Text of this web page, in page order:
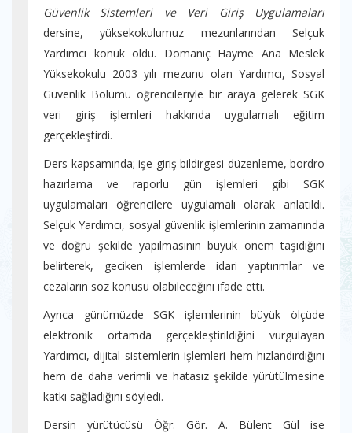
Güvenlik Sistemleri ve Veri Giriş Uygulamaları
dersine, yüksekokulumuz mezunlarından Selçuk
Yardımcı konuk oldu. Domaniç Hayme Ana Meslek
Yüksekokulu 2003 yılı mezunu olan Yardımcı, Sosyal
Güvenlik Bölümü öğrencileriyle bir araya gelerek SGK
veri giriş işlemleri hakkında uygulamalı eğitim
gerçekleştirdi.
Ders kapsamında; işe giriş bildirgesi düzenleme, bordro
hazırlama ve raporlu gün işlemleri gibi SGK
uygulamaları öğrencilere uygulamalı olarak anlatıldı.
Selçuk Yardımcı, sosyal güvenlik işlemlerinin zamanında
ve doğru şekilde yapılmasının büyük önem taşıdığını
belirterek, geciken işlemlerde idari yaptırımlar ve
cezaların söz konusu olabileceğini ifade etti.
Ayrıca günümüzde SGK işlemlerinin büyük ölçüde
elektronik ortamda gerçekleştirildiğini vurgulayan
Yardımcı, dijital sistemlerin işlemleri hem hızlandırdığını
hem de daha verimli ve hatasız şekilde yürütülmesine
katkı sağladığını söyledi.
Dersin yürütücüsü Öğr. Gör. A. Bülent Gül ise